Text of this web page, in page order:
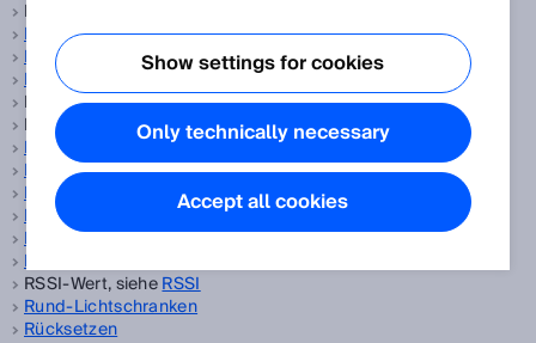
Restart, siehe
Restwelligkeit
RFID
RFID-Lesegerät
RFID-Reader, sieheRFID-Lesegerät
RFID-Schreib-/Lesegerät, sieheRFID-Lesegerät
Richtigkeit
Ringspeicher
Risikobeurteilung
Rotative Encoder
Rotative Encoder
RSSI
RSSI-Wert, sieheRSSI
Rund-Lichtschranken
Rücksetzen
Show settings for cookies
Only technically necessary
Accept all cookies